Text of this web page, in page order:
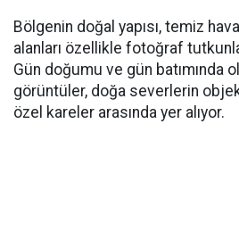
Bölgenin doğal yapısı, temiz
alanları özellikle fotoğraf
Gün doğumu ve gün batımında
görüntüler, doğa severlerin
özel kareler arasında yer alıyor.